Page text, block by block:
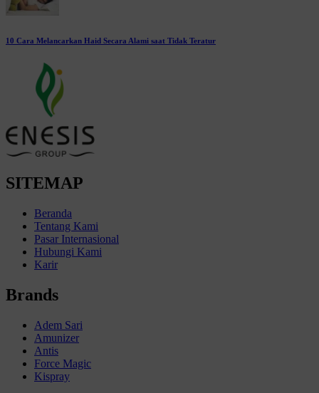
10 Cara Melancarkan Haid Secara Alami saat Tidak Teratur
SITEMAP
Beranda
Tentang Kami
Pasar Internasional
Hubungi Kami
Karir
Brands
Adem Sari
Amunizer
Antis
Force Magic
Kispray